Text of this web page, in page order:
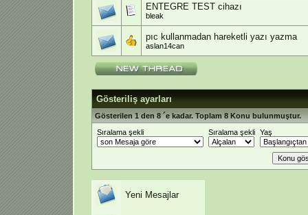
ENTEGRE TEST cihazı
bleak
pıc kullanmadan hareketli yazı yazma
aslan14can
Gösteriliş ayarları
Gösterilen 1 den 8 ´e kadar. Toplam 8 Konu bulunmuştur.
Sıralama şekli
Sıralama şekli Yaş
Yeni Mesajlar